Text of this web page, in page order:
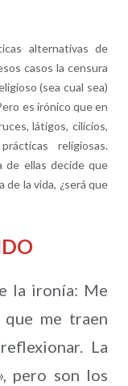
alternativas de
casos la censura
(sea cual sea)
es irónico que en
látigos, cilicios,
religiosas.
de ellas decide que
la vida, ¿será que
la ironía: Me
que me traen
La
pero son los